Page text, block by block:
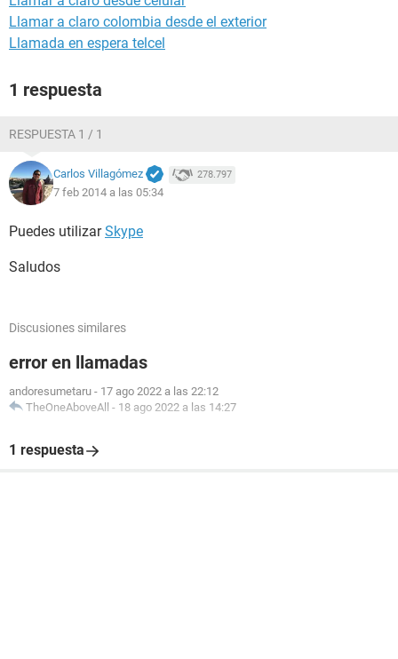
Llamar a claro colombia desde el exterior
Llamada en espera telcel
1 respuesta
RESPUESTA 1 / 1
Carlos Villagómez 278.797
7 feb 2014 a las 05:34
Puedes utilizarSkype
Saludos
Discusiones similares
error en llamadas
andoresumetaru - 17 ago 2022 a las 22:12
TheOneAboveAll - 18 ago 2022 a las 14:27
1 respuesta